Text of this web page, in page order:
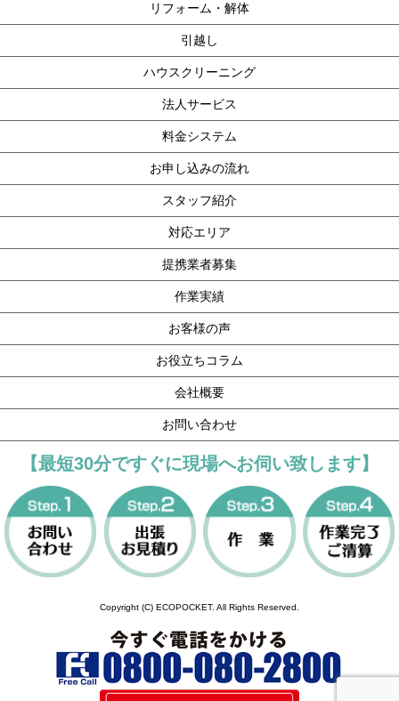
リフォーム・解体
引越し
ハウスクリーニング
法人サービス
料金システム
お申し込みの流れ
スタッフ紹介
対応エリア
提携業者募集
作業実績
お客様の声
お役立ちコラム
会社概要
お問い合わせ
【最短30分ですぐに現場へお伺い致します】
Copyright (C) ECOPOCKET. All Rights Reserved.